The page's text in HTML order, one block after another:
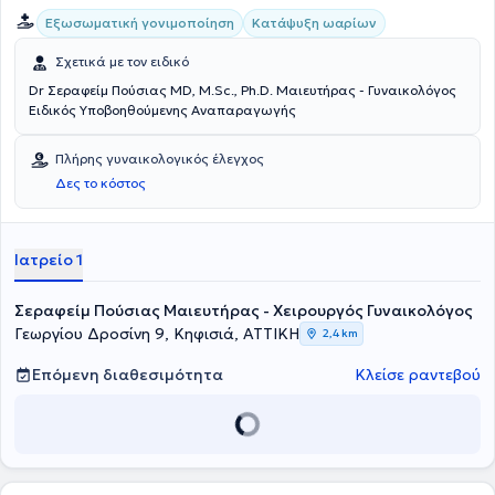
Εξωσωματική γονιμοποίηση Κατάψυξη ωαρίων
Σχετικά με τον ειδικό
Dr Σεραφείμ Πούσιας MD, M.Sc., Ph.D. Μαιευτήρας - Γυναικολόγος
Ειδικός Υποβοηθούμενης Αναπαραγωγής
Πλήρης γυναικολογικός έλεγχος
Δες το κόστος
Ιατρείο 1
Σεραφείμ Πούσιας Μαιευτήρας - Χειρουργός Γυναικολόγος
Γεωργίου Δροσίνη 9, Κηφισιά, ΑΤΤΙΚΗ
2,4 km
Επόμενη διαθεσιμότητα Κλείσε ραντεβού